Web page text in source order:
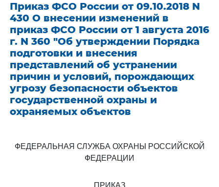
Приказ ФСО России от 09.10.2018 N
430 О внесении изменений в
приказ ФСО России от 1 августа 2016
г. N 360 "Об утверждении Порядка
подготовки и внесения
представлений об устранении
причин и условий, порождающих
угрозу безопасности объектов
государственной охраны и
охраняемых объектов
ФЕДЕРАЛЬНАЯ СЛУЖБА ОХРАНЫ РОССИЙСКОЙ
ФЕДЕРАЦИИ
ПРИКАЗ